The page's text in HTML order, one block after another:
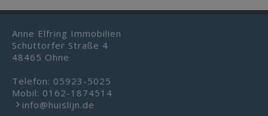
Anne Elfring Immobilien
Schüttorfer Straße 4
48465 Ohne
Telefon: 05923-5025
Mobil: 0162-1874514
info@huislijn.de